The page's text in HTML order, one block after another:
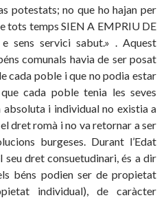
potestats; no que ho hajan per
tots temps SIEN A EMPRIU DE
sens servici sabut.» . Aquest
comunals havia de ser posat
cada poble i que no podia estar
cada poble tenia les seves
i individual no existia a
dret romà i no va retornar a ser
burgeses. Durant l’Edat
dret consuetudinari, és a dir
béns podien ser de propietat
individual), de caràcter